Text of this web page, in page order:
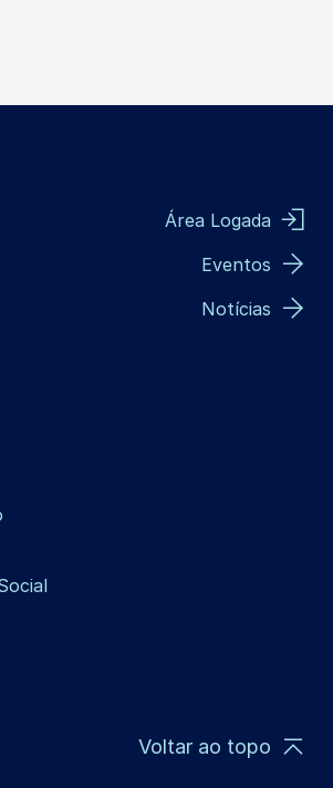
Área Logada
Eventos
Notícias
Voltar ao topo